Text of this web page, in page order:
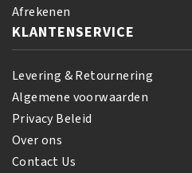
Afrekenen
KLANTENSERVICE
Levering & Retournering
Algemene voorwaarden
Privacy Beleid
Over ons
Contact Us